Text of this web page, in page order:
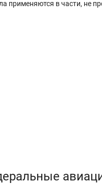
применяются в части, не